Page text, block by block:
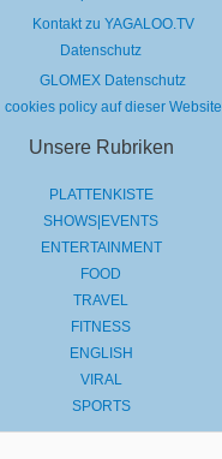
Kontakt zu YAGALOO.TV
Datenschutz
GLOMEX Datenschutz
cookies policy auf dieser Website
Unsere Rubriken
PLATTENKISTE
SHOWS|EVENTS
ENTERTAINMENT
FOOD
TRAVEL
FITNESS
ENGLISH
VIRAL
SPORTS